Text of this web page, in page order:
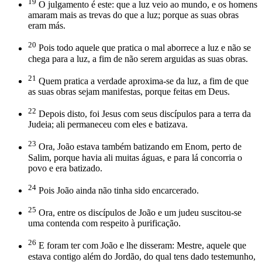
O julgamento é este: que a luz veio ao mundo, e os homens
amaram mais as trevas do que a luz; porque as suas obras
eram más.
20 Pois todo aquele que pratica o mal aborrece a luz e não se
chega para a luz, a fim de não serem arguidas as suas obras.
21 Quem pratica a verdade aproxima-se da luz, a fim de que
as suas obras sejam manifestas, porque feitas em Deus.
22 Depois disto, foi Jesus com seus discípulos para a terra da
Judeia; ali permaneceu com eles e batizava.
23 Ora, João estava também batizando em Enom, perto de
Salim, porque havia ali muitas águas, e para lá concorria o
povo e era batizado.
24 Pois João ainda não tinha sido encarcerado.
25 Ora, entre os discípulos de João e um judeu suscitou-se
uma contenda com respeito à purificação.
26 E foram ter com João e lhe disseram: Mestre, aquele que
estava contigo além do Jordão, do qual tens dado testemunho,